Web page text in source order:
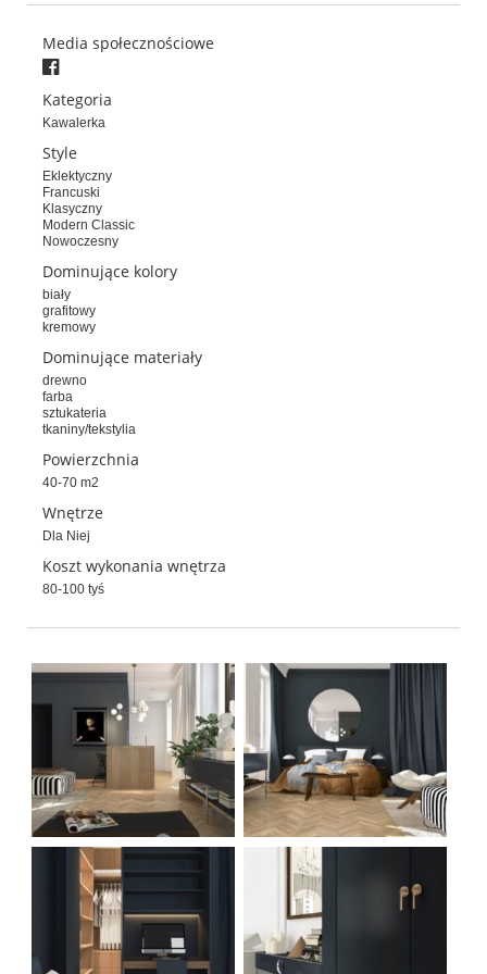
Media społecznościowe
Kategoria
Kawalerka
Style
Eklektyczny
Francuski
Klasyczny
Modern Classic
Nowoczesny
Dominujące kolory
biały
grafitowy
kremowy
Dominujące materiały
drewno
farba
sztukateria
tkaniny/tekstylia
Powierzchnia
40-70 m2
Wnętrze
Dla Niej
Koszt wykonania wnętrza
80-100 tyś